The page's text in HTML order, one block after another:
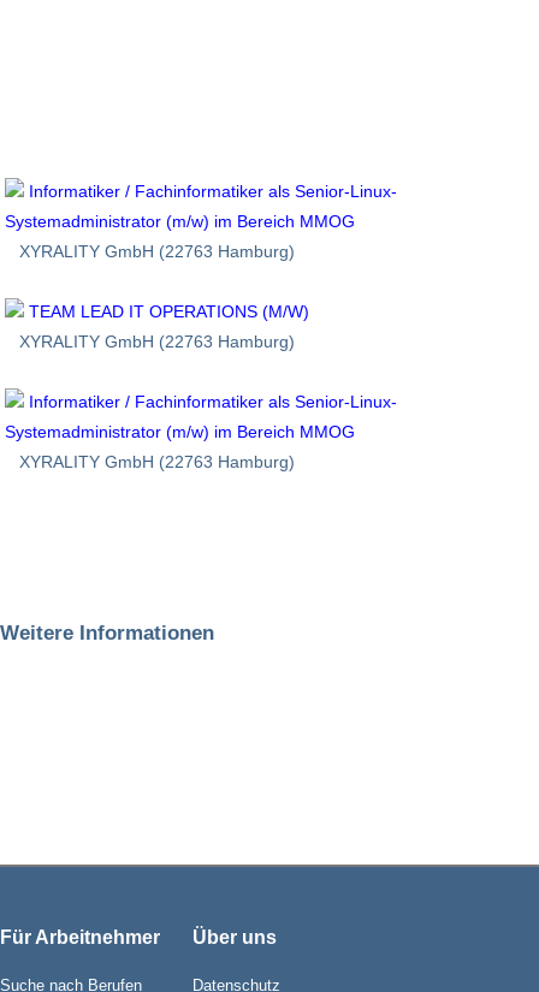
Informatiker / Fachinformatiker als Senior-Linux-
Systemadministrator (m/w) im Bereich MMOG
XYRALITY GmbH (22763 Hamburg)
TEAM LEAD IT OPERATIONS (M/W)
XYRALITY GmbH (22763 Hamburg)
Informatiker / Fachinformatiker als Senior-Linux-
Systemadministrator (m/w) im Bereich MMOG
XYRALITY GmbH (22763 Hamburg)
Weitere Informationen
Für Arbeitnehmer
Suche nach Berufen
Über uns
Datenschutz